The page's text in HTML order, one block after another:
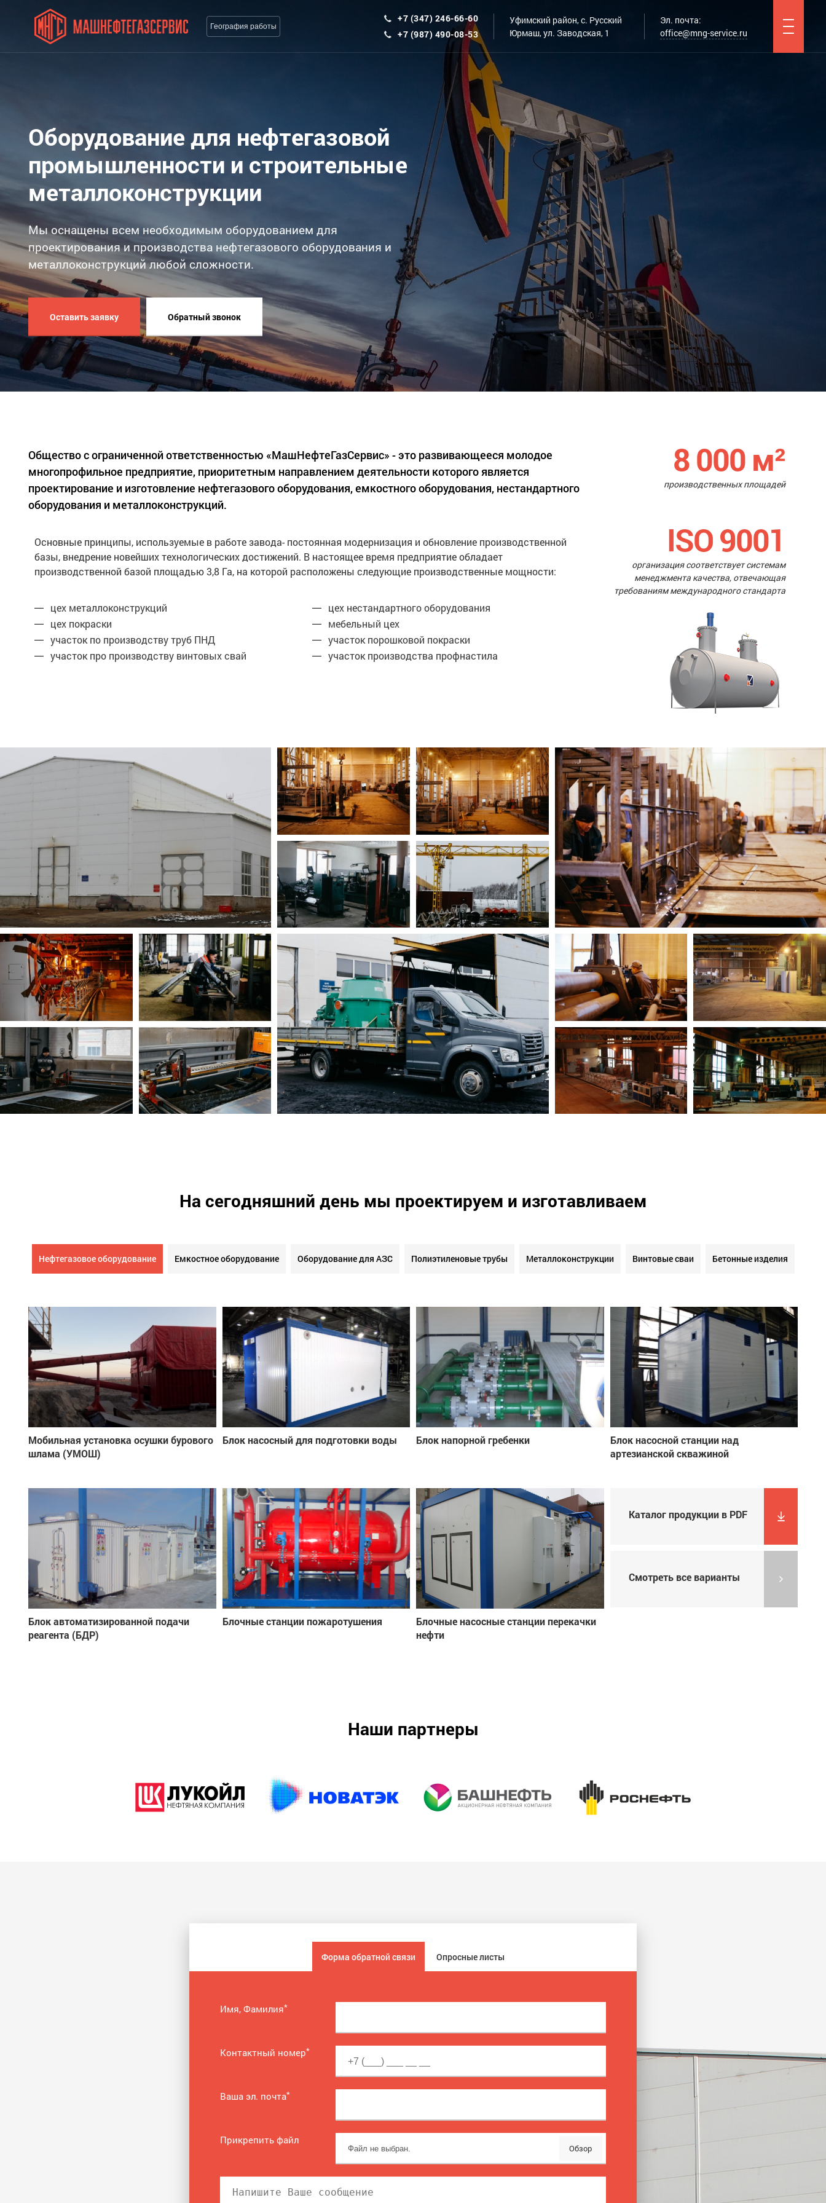
География работы
+7 (347) 246-66-60
+7 (987) 490-08-53
Уфимский район, с. Русский
Юрмаш, ул. Заводская, 1
Эл. почта:
office@mng-service.ru
Оборудование для нефтегазовой
промышленности и строительные
металлоконструкции
Мы оснащены всем необходимым оборудованием для
проектирования и производства нефтегазового оборудования и
металлоконструкций любой сложности.
Оставить заявку Обратный звонок
Общество с ограниченной ответственностью «МашНефтеГазСервис» - это развивающееся молодое
многопрофильное предприятие, приоритетным направлением деятельности которого является
проектирование и изготовление нефтегазового оборудования, емкостного оборудования, нестандартного
оборудования и металлоконструкций.
Основные принципы, используемые в работе завода- постоянная модернизация и обновление производственной
базы, внедрение новейших технологических достижений. В настоящее время предприятие обладает
производственной базой площадью 3,8 Га, на которой расположены следующие производственные мощности:
цех металлоконструкций
цех нестандартного оборудования
цех покраски
мебельный цех
участок по производству труб ПНД
участок порошковой покраски
участок про производству винтовых свай
участок производства профнастила
8 000м²
производственных площадей
ISO 9001
организация соответствует системам
менеджмента качества, отвечающая
требованиям международного стандарта
На сегодняшний день мы проектируем и изготавливаем
Нефтегазовое оборудование Емкостное оборудование Оборудование для АЗС Полиэтиленовые трубы Металлоконструкции Винтовые сваи Бетонные изделия
Мобильная установка осушки бурового
шлама (УМОШ)
Блок насосный для подготовки воды Блок напорной гребенки
Блок насосной станции над
артезианской скважиной
Блок автоматизированной подачи
реагента (БДР)
Блочные станции пожаротушения
Блочные насосные станции перекачки
нефти
Каталог продукции в PDF
Смотреть все варианты
Наши партнеры
Форма обратной связи Опросные листы
Имя, Фамилия*
Контактный номер*
Ваша эл. почта*
Прикрепить файл
Обзор